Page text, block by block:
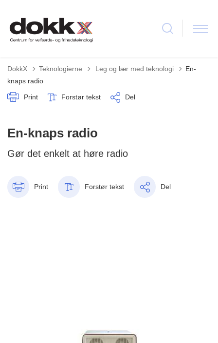
DokkX Teknologierne Tilbage til
Leg og lær med teknologi
En-
knaps radio
Print Forstør tekst Del
En-knaps radio
Gør det enkelt at høre radio
Print Forstør tekst Del